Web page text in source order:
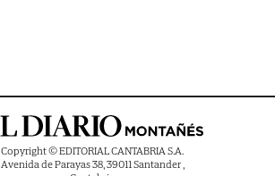
Copyright © EDITORIAL CANTABRIA S.A.
Avenida de Parayas 38, 39011 Santander ,